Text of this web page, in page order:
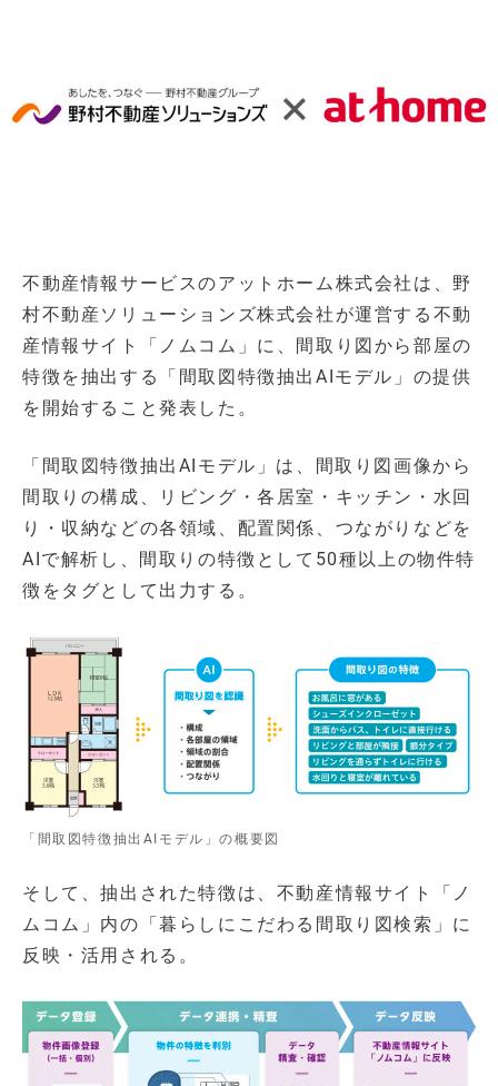
不動産情報サービスのアットホーム株式会社は、野
村不動産ソリューションズ株式会社が運営する不動
産情報サイト「ノムコム」に、間取り図から部屋の
特徴を抽出する「間取図特徴抽出AIモデル」の提供
を開始すること発表した。
「間取図特徴抽出AIモデル」は、間取り図画像から
間取りの構成、リビング・各居室・キッチン・水回
り・収納などの各領域、配置関係、つながりなどを
AIで解析し、間取りの特徴として50種以上の物件特
徴をタグとして出力する。
「間取図特徴抽出AIモデル」の概要図
そして、抽出された特徴は、不動産情報サイト「ノ
ムコム」内の「暮らしにこだわる間取り図検索」に
反映・活用される。